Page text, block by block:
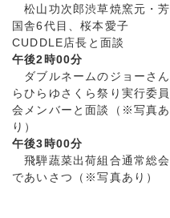
松山功次郎渋草焼窯元・芳
国舎6代目、桜本愛子
CUDDLE店長と面談
午後2時00分
ダブルネームのジョーさん
らひらゆさくら祭り実行委員
会メンバーと面談（※写真あ
り）
午後3時00分
飛騨蔬菜出荷組合通常総会
であいさつ（※写真あり）